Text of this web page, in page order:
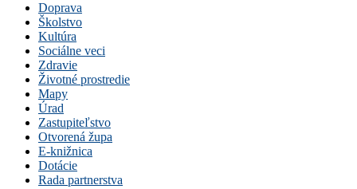
Doprava
Školstvo
Kultúra
Sociálne veci
Zdravie
Životné prostredie
Mapy
Úrad
Zastupiteľstvo
Otvorená župa
E-knižnica
Dotácie
Rada partnerstva